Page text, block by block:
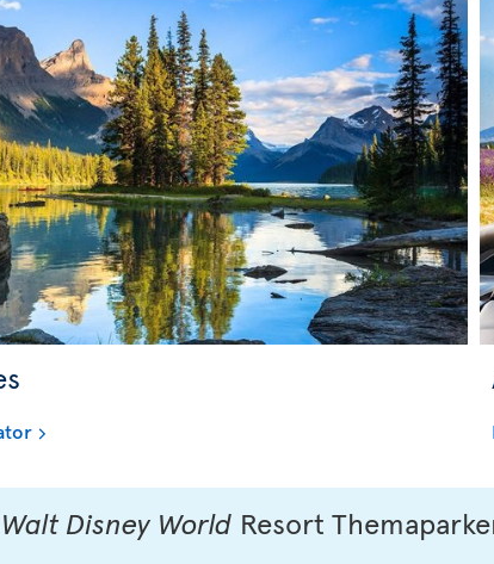
Walt Disney World Resort